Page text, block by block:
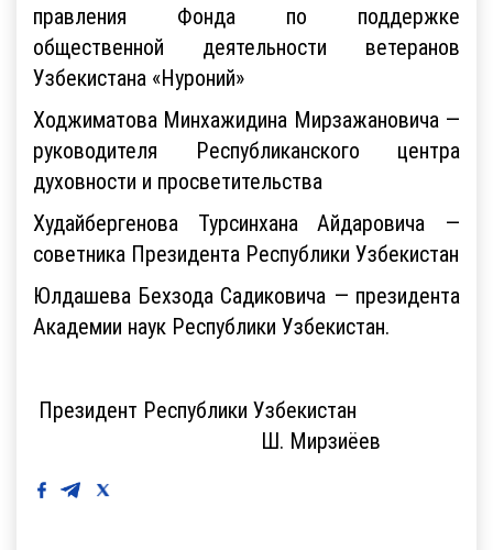
правления Фонда по поддержке
общественной деятельности ветеранов
Узбекистана «Нуроний»
Ходжиматова Минхажидина Мирзажановича —
руководителя Республиканского центра
духовности и просветительства
Худайбергенова Турсинхана Айдаровича —
советника Президента Республики Узбекистан
Юлдашева Бехзода Садиковича — президента
Академии наук Республики Узбекистан.
Президент Республики Узбекистан
Ш. Мирзиёев